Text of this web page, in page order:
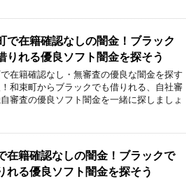
で在籍確認なしの闇金！ブラック
りれる優良ソフト闇金を探そう
在籍確認なし・無審査の優良な闇金を探す
和束町からブラックでも借りれる、自社審
審査の優良ソフト闇金を一緒に探しましょ
在籍確認なしの闇金！ブラックで
れる優良ソフト闇金を探そう